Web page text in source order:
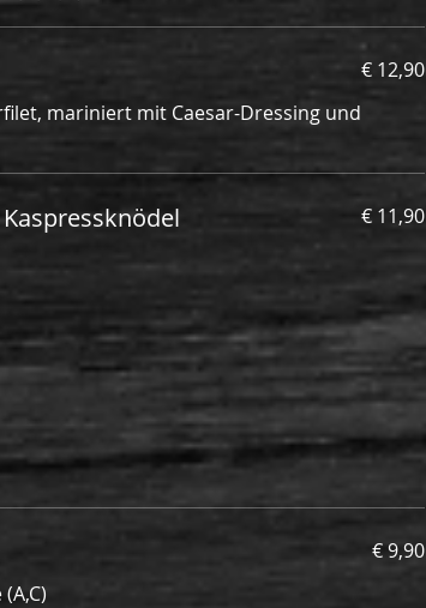
mariniert mit Caesar-Dressing und
€ 12,90
€ 11,90
€ 9,90